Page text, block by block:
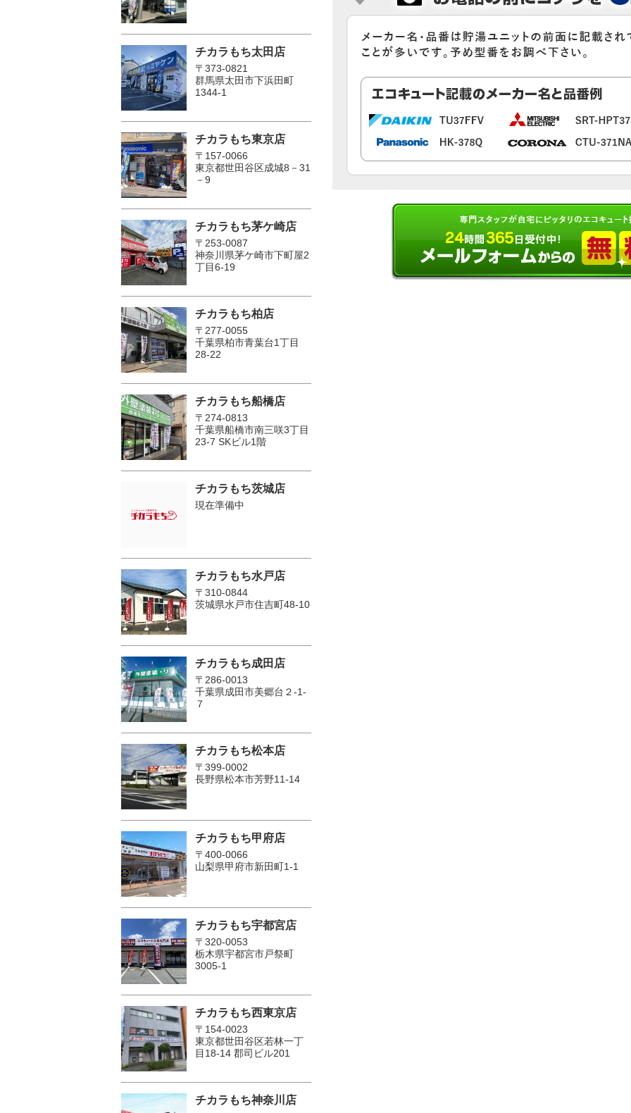
チカラもち太田店
〒373-0821
群馬県太田市下浜田町
1344-1
チカラもち東京店
〒157-0066
東京都世田谷区成城8－31
－9
チカラもち茅ケ崎店
〒253-0087
神奈川県茅ケ崎市下町屋2
丁目6-19
チカラもち柏店
〒277-0055
千葉県柏市青葉台1丁目
28-22
チカラもち船橋店
〒274-0813
千葉県船橋市南三咲3丁目
23-7 SKビル1階
チカラもち茨城店
現在準備中
チカラもち水戸店
〒310-0844
茨城県水戸市住吉町48-10
チカラもち成田店
〒286-0013
千葉県成田市美郷台２‐1‐
７
チカラもち松本店
〒399-0002
長野県松本市芳野11-14
チカラもち甲府店
〒400-0066
山梨県甲府市新田町1-1
チカラもち宇都宮店
〒320-0053
栃木県宇都宮市戸祭町
3005-1
チカラもち西東京店
〒154-0023
東京都世田谷区若林一丁
目18-14 郡司ビル201
チカラもち神奈川店